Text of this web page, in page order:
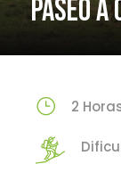
PASEO A
2